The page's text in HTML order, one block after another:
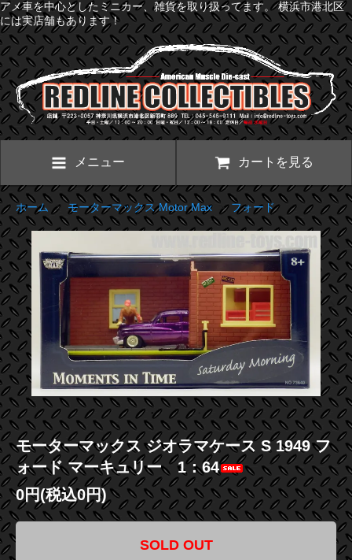
アメ車を中心としたミニカー、雑貨を取り扱ってます。 横浜市港北区
には実店舗もあります！
メニュー カートを見る
ホーム>モーターマックス Motor Max >フォード
モーターマックス ジオラマケース S 1949 フ
ォード マーキュリー 1：64
0円(税込0円)
SOLD OUT